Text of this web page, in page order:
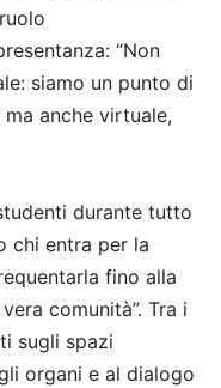
“Non
siamo un punto di
anche virtuale,
durante tutto
chi entra per la
fino alla
comunità”. Tra i
sugli spazi
organi e al dialogo